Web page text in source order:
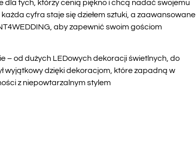
dla tych, którzy cenią piękno i chcą nadać swojemu
cyfra staje się dziełem sztuki, a zaawansowane
aby zapewnić swoim gościom
– od dużych LEDowych dekoracji świetlnych, do
wyjątkowy dzięki dekoracjom, które zapadną w
z niepowtarzalnym stylem